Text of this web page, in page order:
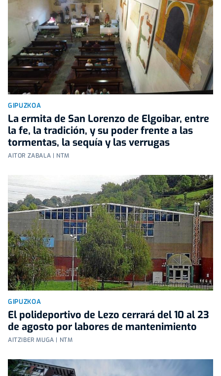
GIPUZKOA
La ermita de San Lorenzo de Elgoibar, entre
la fe, la tradición, y su poder frente a las
tormentas, la sequía y las verrugas
AITOR ZABALA | NTM
GIPUZKOA
El polideportivo de Lezo cerrará del 10 al 23
de agosto por labores de mantenimiento
AITZIBER MUGA | NTM